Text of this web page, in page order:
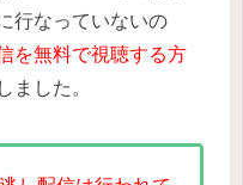
行なっていないの
を無料で視聴する方
ました。